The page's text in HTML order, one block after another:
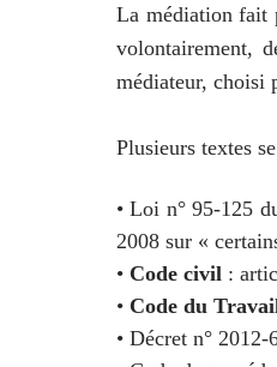
La médiation fait
volontairement,
médiateur, choisi
Plusieurs textes
• Loi n° 95-125
2008 sur «
• Code civil :
• Code du
• Décret n°